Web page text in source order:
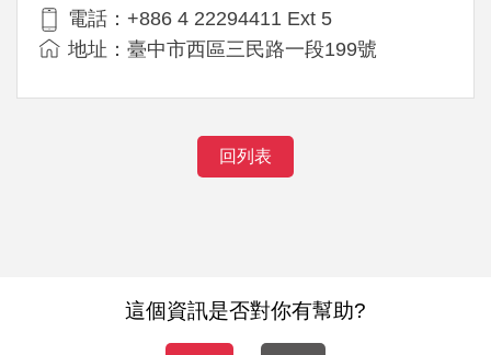
電話：+886 4 22294411 Ext 5
地址：臺中市西區三民路一段199號
回列表
這個資訊是否對你有幫助?